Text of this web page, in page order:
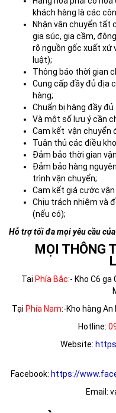
khách hàng là các
Nhận vận chuyển tất
gia súc, gia cầm,
rõ nguồn gốc xuất xứ
luật);
Thông báo thời gian
Cung cấp đầy đủ địa
hàng;
Chuẩn bị hàng đầy
Và một số lưu ý cần
Cam kết vận chuyển
Tuân thủ các điều
Đảm bảo thời gian
Đảm bảo hàng
trình vận chuyển;
Cam kết giá cước
Chịu trách nhiệm và
(nếu có);
Hỗ trợ tối đa mọi yêu cầu
MỌI THÔNG
Tại Phía Bắc:- Kho C6 ga
Tại Phía Nam:-Kho hàng An
Hotline:
Website:
Facebook: https://
Email: